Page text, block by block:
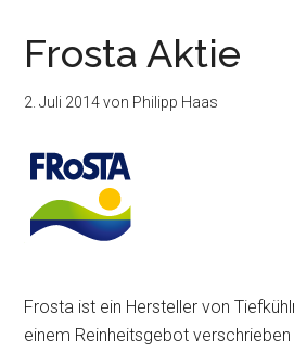
Frosta Aktie
2. Juli 2014von Philipp Haas
Frosta ist ein Hersteller von
einem Reinheitsgebot